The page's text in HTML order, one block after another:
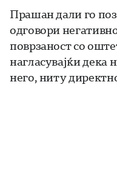
Прашан дали го
одговори
поврзаност со
нагласувајќи дека
него, ниту